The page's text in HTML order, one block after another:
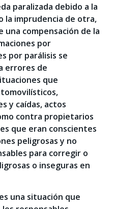
paralizada debido a la
la imprudencia de otra,
compensación de la
por
por parálisis se
errores de
que
y caídas, actos
contra propietarios
que eran conscientes
peligrosas y no
para corregir o
o inseguras en
una situación que